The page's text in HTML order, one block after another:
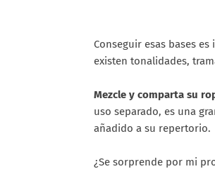
Conseguir esas bases
existen tonalidades,
Mezcle y comparta su
uso separado, es una
añadido a su repertorio.
¿Se sorprende por mi